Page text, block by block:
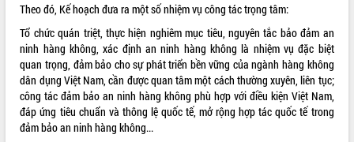
THỐNG KÊ TRUY CẬP
Hôm nay: 22628
Tất cả: 66108296
Theo đó, Kế hoạch đưa ra một số nhiệm vụ công tác trọng tâm:
Tổ chức quán triệt, thực hiện nghiêm mục tiêu, nguyên tắc bảo đảm an
ninh hàng không, xác định an ninh hàng không là nhiệm vụ đặc biệt
quan trọng, đảm bảo cho sự phát triển bền vững của ngành hàng không
dân dụng Việt Nam, cần được quan tâm một cách thường xuyên, liên tục;
công tác đảm bảo an ninh hàng không phù hợp với điều kiện Việt Nam,
đáp ứng tiêu chuẩn và thông lệ quốc tế, mở rộng hợp tác quốc tế trong
đảm bảo an ninh hàng không...